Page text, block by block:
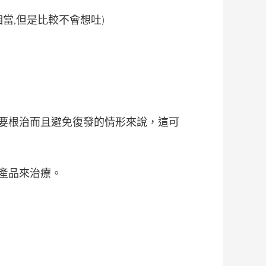
,但是比較不會想吐)
根治而且避免復發的情形來說，這可
品來治療。